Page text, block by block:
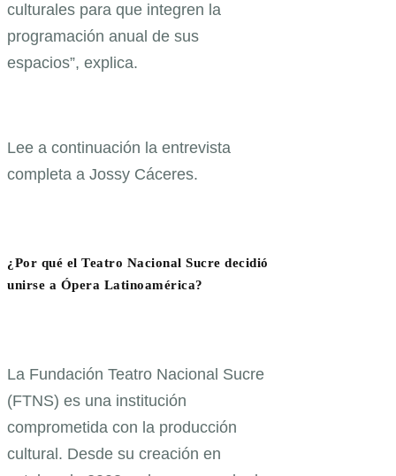
culturales para que integren la
programación anual de sus
espacios”, explica.
Lee a continuación la entrevista
completa a Jossy Cáceres.
¿Por qué el Teatro Nacional Sucre decidió
unirse a Ópera Latinoamérica?
La Fundación Teatro Nacional Sucre
(FTNS) es una institución
comprometida con la producción
cultural. Desde su creación en